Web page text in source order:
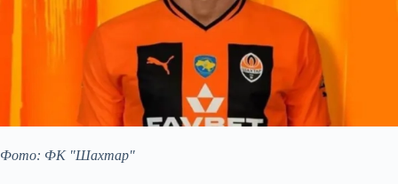
Фото: ФК "Шахтар"